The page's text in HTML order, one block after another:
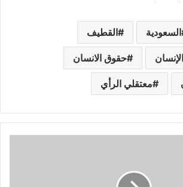
السعودية القطيف
حقوق الانسان
معتقلي الرأي